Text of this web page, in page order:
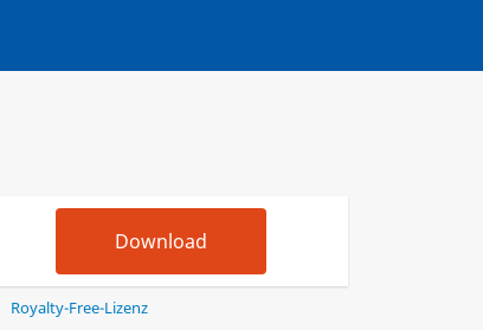
Royalty-Free-Lizenz